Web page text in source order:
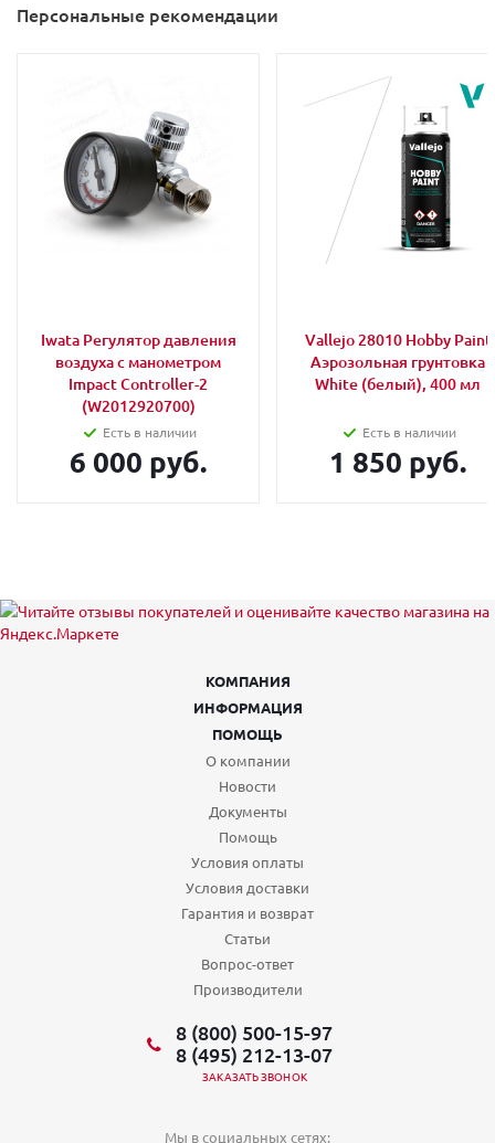
Персональные рекомендации
Iwata Регулятор давления
воздуха с манометром
Impact Controller-2
(W2012920700)
Есть в наличии
6 000 руб.
Vallejo 28010 Hobby Paint
Аэрозольная грунтовка
White (белый), 400 мл
Есть в наличии
1 850 руб.
КОМПАНИЯ
ИНФОРМАЦИЯ
ПОМОЩЬ
О компании
Новости
Документы
Помощь
Условия оплаты
Условия доставки
Гарантия и возврат
Статьи
Вопрос-ответ
Производители
8 (800) 500-15-97
8 (495) 212-13-07
ЗАКАЗАТЬ ЗВОНОК
Мы в социальных сетях: